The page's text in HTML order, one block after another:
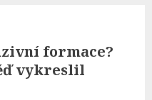
formace?
vykreslil